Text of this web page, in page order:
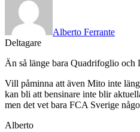
Alberto Ferrante
Deltagare
Än så länge bara Quadrifoglio och
Vill påminna att även Mito inte
kan bli att bensinare inte blir
men det vet bara FCA Sverige
Alberto